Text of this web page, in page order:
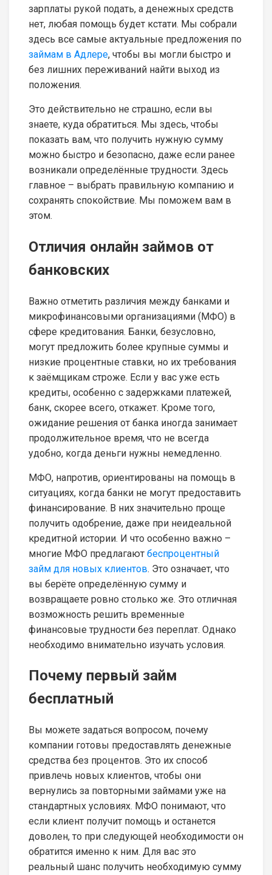
зарплаты рукой подать, а денежных средств
нет, любая помощь будет кстати. Мы собрали
здесь все самые актуальные предложения по
займам в Адлере, чтобы вы могли быстро и
без лишних переживаний найти выход из
положения.
Это действительно не страшно, если вы
знаете, куда обратиться. Мы здесь, чтобы
показать вам, что получить нужную сумму
можно быстро и безопасно, даже если ранее
возникали определённые трудности. Здесь
главное – выбрать правильную компанию и
сохранять спокойствие. Мы поможем вам в
этом.
Отличия онлайн займов от
банковских
Важно отметить различия между банками и
микрофинансовыми организациями (МФО) в
сфере кредитования. Банки, безусловно,
могут предложить более крупные суммы и
низкие процентные ставки, но их требования
к заёмщикам строже. Если у вас уже есть
кредиты, особенно с задержками платежей,
банк, скорее всего, откажет. Кроме того,
ожидание решения от банка иногда занимает
продолжительное время, что не всегда
удобно, когда деньги нужны немедленно.
МФО, напротив, ориентированы на помощь в
ситуациях, когда банки не могут предоставить
финансирование. В них значительно проще
получить одобрение, даже при неидеальной
кредитной истории. И что особенно важно –
многие МФО предлагают беспроцентный
займ для новых клиентов. Это означает, что
вы берёте определённую сумму и
возвращаете ровно столько же. Это отличная
возможность решить временные
финансовые трудности без переплат. Однако
необходимо внимательно изучать условия.
Почему первый займ
бесплатный
Вы можете задаться вопросом, почему
компании готовы предоставлять денежные
средства без процентов. Это их способ
привлечь новых клиентов, чтобы они
вернулись за повторными займами уже на
стандартных условиях. МФО понимают, что
если клиент получит помощь и останется
доволен, то при следующей необходимости он
обратится именно к ним. Для вас это
реальный шанс получить необходимую сумму